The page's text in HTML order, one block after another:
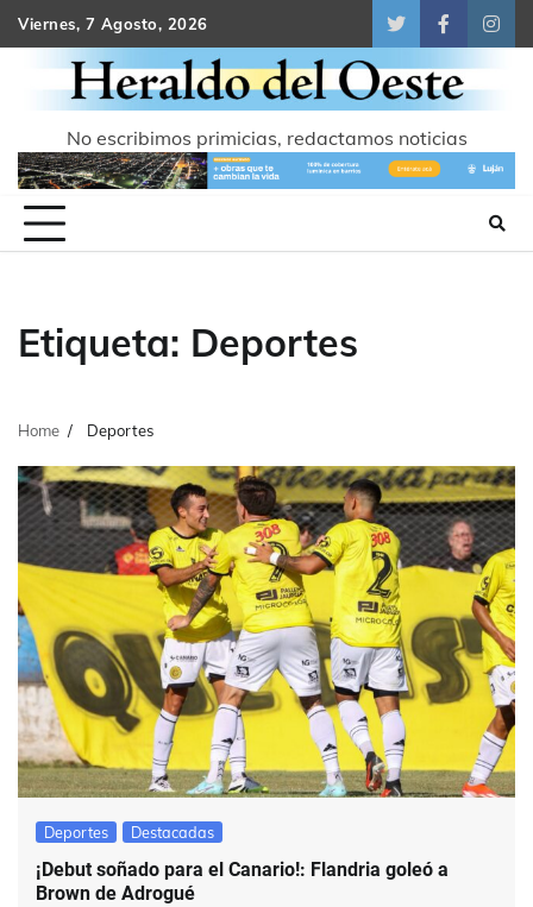
Skip
to
content
Viernes, 7 Agosto, 2026
TwitterFacebook
No escribimos primicias, redactamos noticias
Etiqueta: Deportes
Home Deportes
Deportes Destacadas
¡Debut soñado para el Canario!: Flandria goleó a
Brown de Adrogué